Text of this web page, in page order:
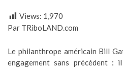
Views: 1,970
Par TRiboLAND.com
Le philanthrope américain Bill
engagement sans précédent :